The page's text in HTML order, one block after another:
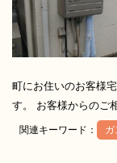
町にお住いのお客様
す。 お客様からのご
関連キーワード： ガ